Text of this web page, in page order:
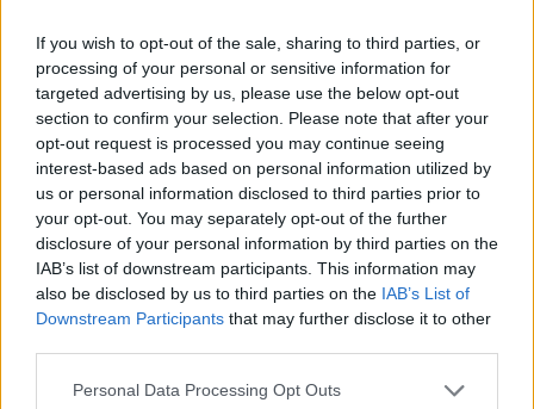
If you wish to opt-out of the sale, sharing to third parties, or
processing of your personal or sensitive information for
targeted advertising by us, please use the below opt-out
section to confirm your selection. Please note that after your
opt-out request is processed you may continue seeing
interest-based ads based on personal information utilized by
us or personal information disclosed to third parties prior to
your opt-out. You may separately opt-out of the further
disclosure of your personal information by third parties on the
IAB’s list of downstream participants. This information may
also be disclosed by us to third parties on the IAB’s List of
Downstream Participants that may further disclose it to other
Personal Data Processing Opt Outs